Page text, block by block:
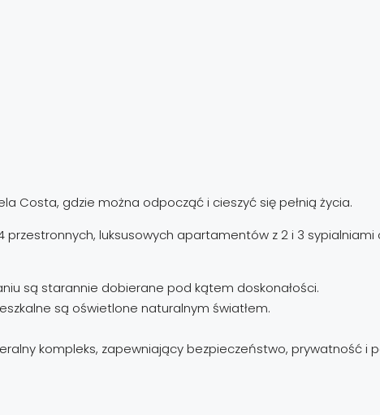
Costa, gdzie można odpocząć i cieszyć się pełnią życia.
luksusowych apartamentów z 2 i 3 sypialniami
są starannie dobierane pod kątem doskonałości.
są oświetlone naturalnym światłem.
kompleks, zapewniający bezpieczeństwo, prywatność i